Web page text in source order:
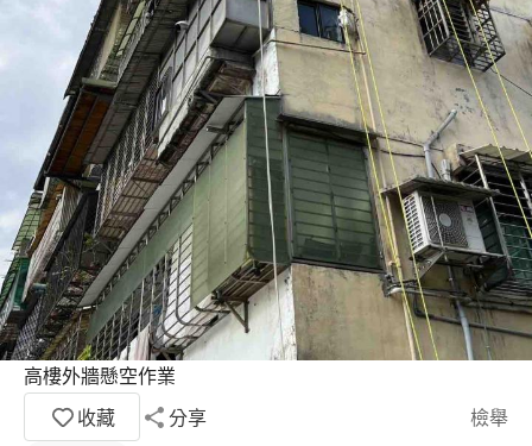
高樓外牆懸空作業
收藏
分享 檢舉